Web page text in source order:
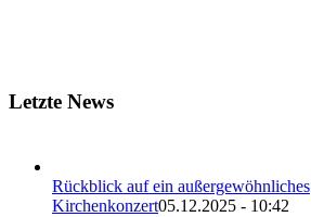
Letzte News
Rückblick auf ein außergewöhnliches
Kirchenkonzert05.12.2025 - 10:42